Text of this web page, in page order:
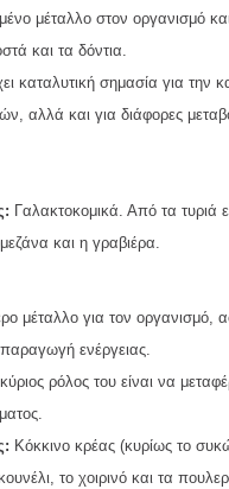
μέταλλο στον οργανισμό
και τα δόντια.
καταλυτική σημασία για την
αλλά και για διάφορες
Γαλακτοκομικά. Από τα τυριά
και η γραβιέρα.
μέταλλο για τον οργανισμό,
παραγωγή ενέργειας.
ρόλος του είναι να
Κόκκινο κρέας (κυρίως το
το χοιρινό και τα